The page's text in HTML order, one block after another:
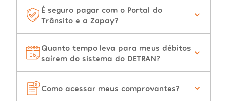
É seguro pagar com o Portal do
Trânsito e a Zapay?
Quanto tempo leva para meus débitos
saírem do sistema do DETRAN?
Como acessar meus comprovantes?